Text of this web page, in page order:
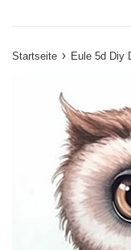
Startseite › Eule 5d Diy